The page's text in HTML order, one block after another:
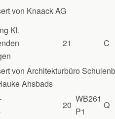
von Knaack AG
Kl.
21 C
von Architekturbüro
Ahsbads
20
WB261
P1
Q